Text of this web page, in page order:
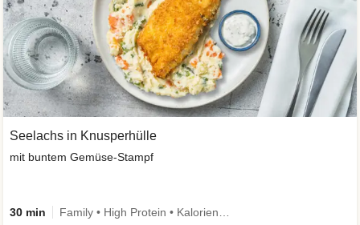
Seelachs in Knusperhülle
mit buntem Gemüse-Stampf
30 min